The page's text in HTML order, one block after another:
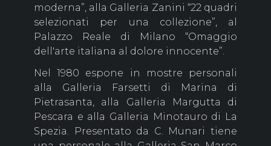
moderna”, alla Galleria Zanini “22 quadri
selezionati per una collezione”, al
Palazzo Reale di Milano “Omaggio
dell'arte italiana al dolore innocente”.
Nel 1980 espone in mostre personali
alla Galleria Farsetti di Marina di
Pietrasanta, alla Galleria Margutta di
Pescara e alla Galleria Minotauro di La
Spezia. Presentato da C. Munari tiene